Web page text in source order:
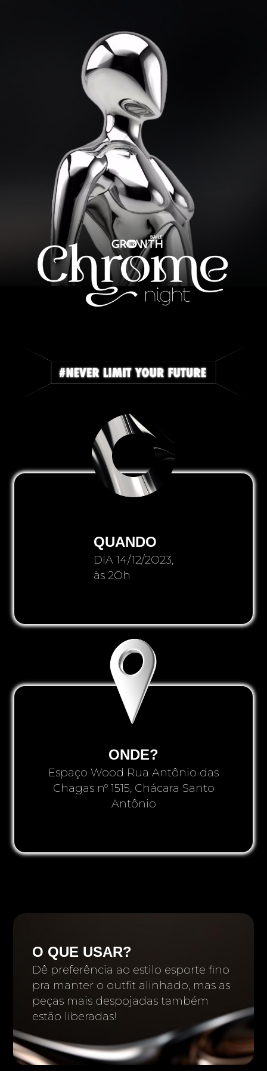
QUANDO
DIA 14/12/2O23,
às 2Oh
ONDE?
Espaço Wood Rua Antônio das
Chagas nº 1515, Chácara Santo
Antônio
O QUE USAR?
Dê preferência ao estilo esporte fino
pra manter o outfit alinhado, mas as
peças mais despojadas também
estão liberadas!